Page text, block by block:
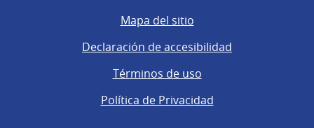
Mapa del sitio
Declaración de accesibilidad
Términos de uso
Política de Privacidad